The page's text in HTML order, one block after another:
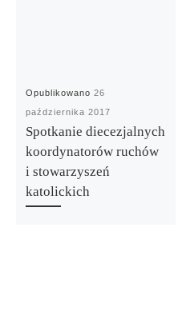
Opublikowano26
października 2017
Spotkanie diecezjalnych
koordynatorów ruchów
i stowarzyszeń
katolickich